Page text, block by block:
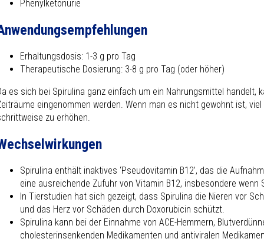
Phenylketonurie
Erhaltungsdosis: 1-3 g pro Tag
Therapeutische Dosierung: 3-8 g pro Tag (oder höher)
es sich bei Spirulina ganz einfach um ein Nahrungsmittel handelt,
eingenommen werden. Wenn man es nicht gewohnt ist,
zu erhöhen.
Spirulina enthält inaktives ‘Pseudovitamin B12’, das die
eine ausreichende Zufuhr von Vitamin B12, insbesondere wenn
In Tierstudien hat sich gezeigt, dass Spirulina die Nieren vor
und das Herz vor Schäden durch Doxorubicin schützt.
Spirulina kann bei der Einnahme von ACE-Hemmern,
cholesterinsenkenden Medikamenten und antiviralen